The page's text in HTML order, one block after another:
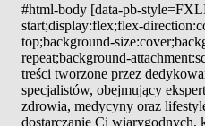
#html-body [data-pb-
start;display:flex;flex-
top;background-
repeat;background-
treści tworzone przez
specjalistów, obejmujący
zdrowia, medycyny oraz
dostarczanie Ci wiarygodnych,